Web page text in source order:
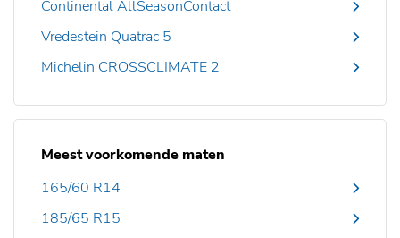
Continental AllSeasonContact
Vredestein Quatrac 5
Michelin CROSSCLIMATE 2
Meest voorkomende maten
165/60 R14
185/65 R15